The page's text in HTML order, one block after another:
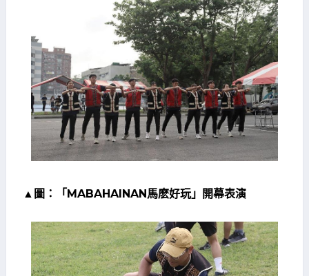
▲圖：「MABAHAINAN馬麽好玩」開幕表演